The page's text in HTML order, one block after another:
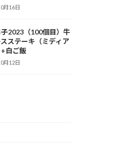
月16日
2023（100個目）牛
ステーキ（ミディア
白ご飯
月12日